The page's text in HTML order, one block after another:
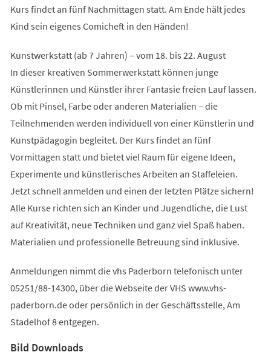
Kurs findet an fünf Nachmittagen statt. Am Ende hält jedes
Kind sein eigenes Comicheft in den Händen!
Kunstwerkstatt (ab 7 Jahren) – vom 18. bis 22. August
In dieser kreativen Sommerwerkstatt können junge
Künstlerinnen und Künstler ihrer Fantasie freien Lauf lassen.
Ob mit Pinsel, Farbe oder anderen Materialien – die
Teilnehmenden werden individuell von einer Künstlerin und
Kunstpädagogin begleitet. Der Kurs findet an fünf
Vormittagen statt und bietet viel Raum für eigene Ideen,
Experimente und künstlerisches Arbeiten an Staffeleien.
Jetzt schnell anmelden und einen der letzten Plätze sichern!
Alle Kurse richten sich an Kinder und Jugendliche, die Lust
auf Kreativität, neue Techniken und ganz viel Spaß haben.
Materialien und professionelle Betreuung sind inklusive.
Anmeldungen nimmt die vhs Paderborn telefonisch unter
05251/88-14300, über die Webseite der VHS www.vhs-
paderborn.de oder persönlich in der Geschäftsstelle, Am
Stadelhof 8 entgegen.
Bild Downloads